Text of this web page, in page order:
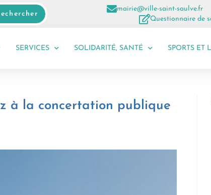
mairie@ville-saint-saulve.fr
Questionnaire de
SERVICES SOLIDARITÉ, SANTÉ SPORTS ET
à la concertation publique